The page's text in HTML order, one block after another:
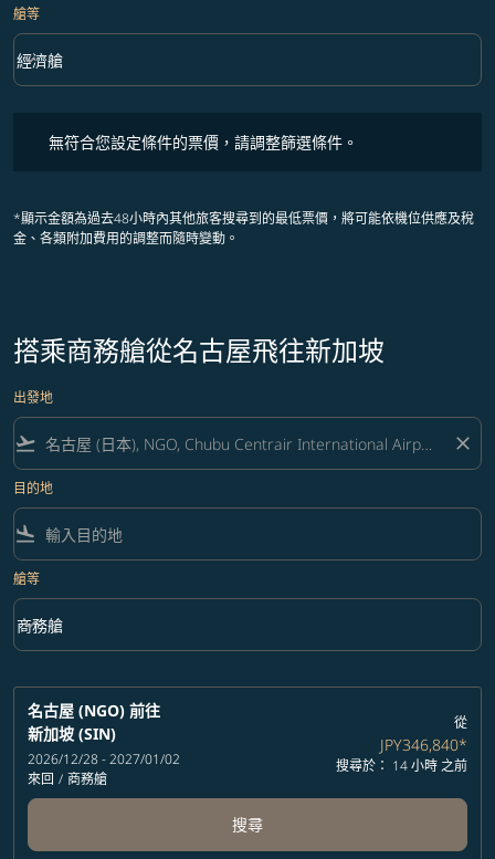
艙等
艙等 option 經濟艙 Selected
經濟艙
keyboard_arrow_down
無符合您設定條件的票價，請調整篩選條件。
*顯示金額為過去48小時內其他旅客搜尋到的最低票價，將可能依機位供應及稅
金、各類附加費用的調整而隨時變動。
搭乘商務艙從名古屋飛往新加坡
出發地
flight_takeoff close
目的地
flight_land
艙等
艙等 option 商務艙 Selected
商務艙
keyboard_arrow_down
名古屋 (NGO) 前往
新加坡 (SIN)
2026/12/28 - 2027/01/02
來回 / 商務艙
從
JPY346,840*
搜尋於： 14 小時 之前
搜尋